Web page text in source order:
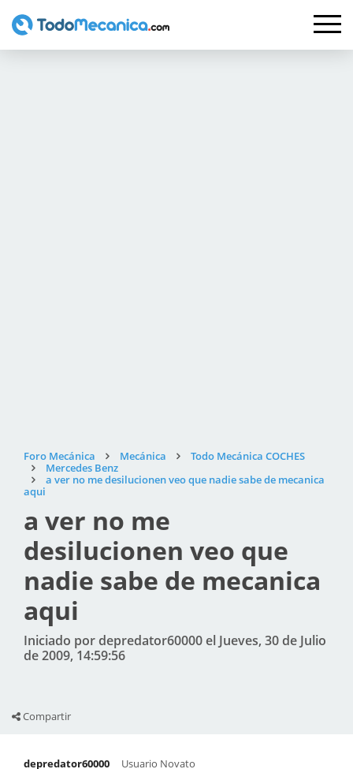
Foro Mecánica Mecánica
Todo Mecánica COCHES
Mercedes Benz
a ver no me desilucionen veo que nadie sabe de mecanica
aqui
a ver no me
desilucionen veo que
nadie sabe de mecanica
aqui
Iniciado por depredator60000 el Jueves, 30 de Julio
de 2009, 14:59:56
Compartir
depredator60000 Usuario Novato